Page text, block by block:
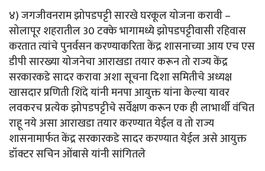
४) जगजीवनराम झोपडपट्टी सारखे घरकूल योजना करावी –
सोलापूर शहरातील 30 टक्के भागामध्ये झोपडपट्टीवासी रहिवास
करतात त्यांचे पुनर्वसन करण्याकरिता केंद्र शासनाच्या आय एच एस
डीपी सारख्या योजनेचा आराखडा तयार करून तो राज्य केंद्र
सरकारकडे सादर करावा अशा सूचना दिशा समितीचे अध्यक्ष
खासदार प्रणिती शिंदे यांनी मनपा आयुक्त यांना केल्या यावर
लवकरच प्रत्येक झोपडपट्टीचे सर्वेक्षण करून एक ही लाभार्थी वंचित
राहू नये असा आराखडा तयार करण्यात येईल व तो राज्य
शासनामार्फत केंद्र सरकारकडे सादर करण्यात येईल असे आयुक्त
डॉक्टर सचिन ओंबासे यांनी सांगितले